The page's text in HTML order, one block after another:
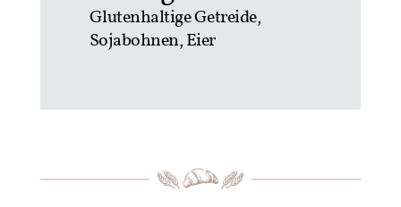
Glutenhaltige Getreide,
Sojabohnen, Eier